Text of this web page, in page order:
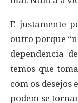
E justamente
outro porque
dependencia
temos que
com os desejos
podem se